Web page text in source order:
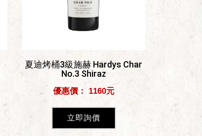
夏迪烤桶3級施赫 Hardys Char
No.3 Shiraz
優惠價： 1160元
立即詢價